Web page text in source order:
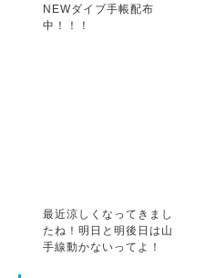
NEWダイブ手帳配布
中！！！
最近涼しくなってきまし
たね！明日と明後日は山
手線動かないってよ！